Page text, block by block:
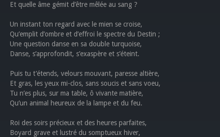
Et quelle âme gémit d’être mêlée au sang ?
Un instant ton regard avec le mien se croise,
Qu’emplit d’ombre et d’effroi le spectre du Destin ;
Une question danse en sa double turquoise,
Danse, s’approfondit, s’exaspère et s’éteint.
Puis tu t’étends, velours mouvant, paresse altière,
Et gras, les yeux mi-clos, sans soucis et sans voeu,
Tu n’es plus, sur ma table, ô vivante matière,
Qu’un animal heureux de la lampe et du feu.
Roi des soirs précieux et des heures parfaites,
Boyard grave et lustré du somptueux hiver,